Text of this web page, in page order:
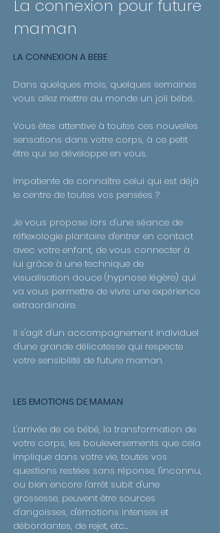
La connexion pour future
maman
LA CONNEXION A BEBE
Dans quelques mois, quelques semaines
vous allez mettre au monde un joli bébé.
Vous êtes attentive à toutes ces nouvelles
sensations dans votre corps, à ce petit
être qui se développe en vous.
Impatiente de connaître celui qui est déjà
le centre de toutes vos pensées ?
Je vous propose lors d'une séance de
réflexologie plantaire d'entrer en contact
avec votre enfant, de vous connecter à
lui grâce à une technique de
visualisation douce (hypnose légère) qui
va vous permettre de vivre une expérience
extraordinaire.
Il s'agit d'un accompagnement individuel
d'une grande délicatesse qui respecte
votre sensibilité de future maman.
LES EMOTIONS DE MAMAN
L'arrivée de ce bébé, la transformation de
votre corps, les bouleversements que cela
implique dans votre vie, toutes vos
questions restées sans réponse, l'inconnu,
ou bien encore l'arrêt subit d'une
grossesse, peuvent être sources
d'angoisses, d'émotions intenses et
débordantes, de rejet, etc...